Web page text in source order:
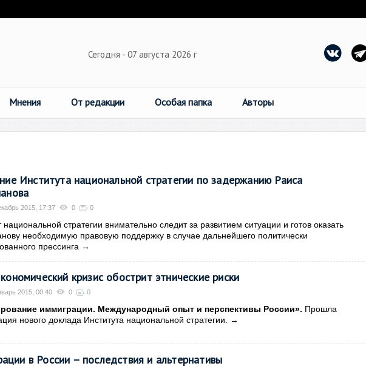
Сегодня - 07 августа 2026 г
Мнения От редакции Особая папка Авторы
Института национальной стратегии по задержанию Раиса
2015, 17:37 0 0
национальной стратегии внимательно следит за развитием ситуации и готов оказать
необходимую правовую поддержку в случае дальнейшего политически
прессинга →
кризис обострит этнические риски
2015, 00:40 0 0
иммиграции. Международный опыт и перспективы России». Прошла
нового доклада Института национальной стратегии.
→
в России – последствия и альтернативы